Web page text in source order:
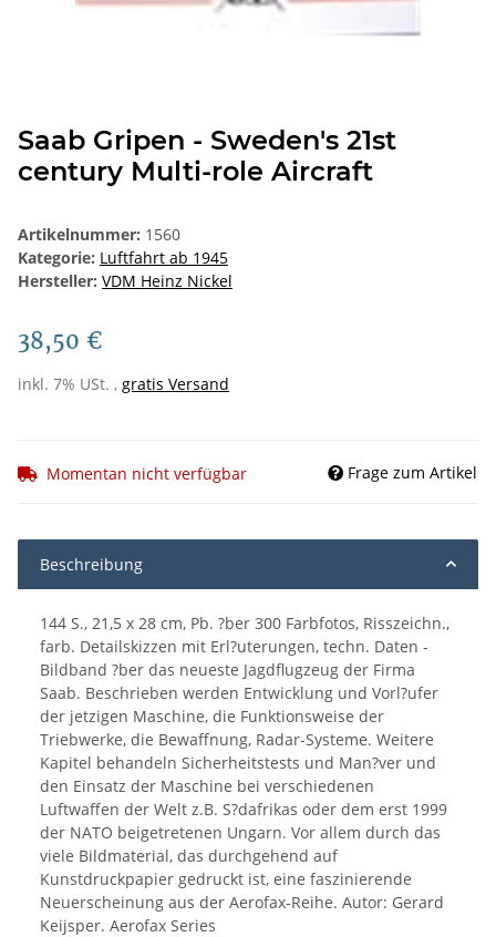
Saab Gripen - Sweden's 21st
century Multi-role Aircraft
Artikelnummer: 1560
Kategorie: Luftfahrt ab 1945
Hersteller: VDM Heinz Nickel
38,50 €
inkl. 7% USt. , gratis Versand
Momentan nicht verfügbar Frage zum Artikel
Beschreibung
144 S., 21,5 x 28 cm, Pb. ?ber 300 Farbfotos, Risszeichn.,
farb. Detailskizzen mit Erl?uterungen, techn. Daten -
Bildband ?ber das neueste Jagdflugzeug der Firma
Saab. Beschrieben werden Entwicklung und Vorl?ufer
der jetzigen Maschine, die Funktionsweise der
Triebwerke, die Bewaffnung, Radar-Systeme. Weitere
Kapitel behandeln Sicherheitstests und Man?ver und
den Einsatz der Maschine bei verschiedenen
Luftwaffen der Welt z.B. S?dafrikas oder dem erst 1999
der NATO beigetretenen Ungarn. Vor allem durch das
viele Bildmaterial, das durchgehend auf
Kunstdruckpapier gedruckt ist, eine faszinierende
Neuerscheinung aus der Aerofax-Reihe. Autor: Gerard
Keijsper. Aerofax Series